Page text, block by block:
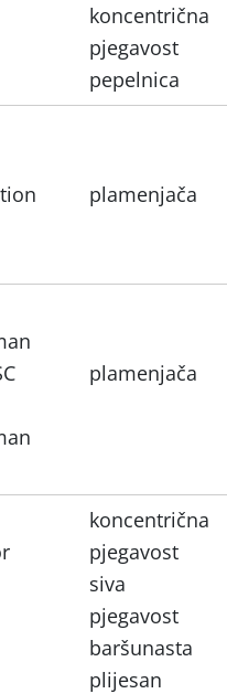
koncentrična
pjegavost
pepelnica
plamenjača
plamenjača
koncentrična
pjegavost
siva
pjegavost
baršunasta
plijesan